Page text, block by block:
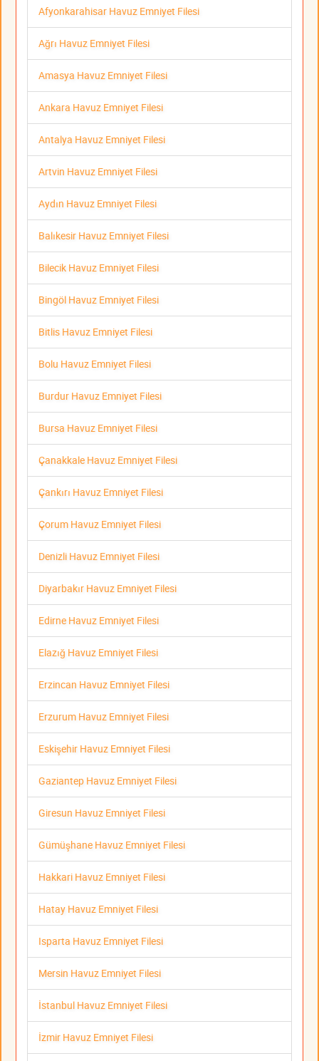
Afyonkarahisar Havuz Emniyet Filesi
Ağrı Havuz Emniyet Filesi
Amasya Havuz Emniyet Filesi
Ankara Havuz Emniyet Filesi
Antalya Havuz Emniyet Filesi
Artvin Havuz Emniyet Filesi
Aydın Havuz Emniyet Filesi
Balıkesir Havuz Emniyet Filesi
Bilecik Havuz Emniyet Filesi
Bingöl Havuz Emniyet Filesi
Bitlis Havuz Emniyet Filesi
Bolu Havuz Emniyet Filesi
Burdur Havuz Emniyet Filesi
Bursa Havuz Emniyet Filesi
Çanakkale Havuz Emniyet Filesi
Çankırı Havuz Emniyet Filesi
Çorum Havuz Emniyet Filesi
Denizli Havuz Emniyet Filesi
Diyarbakır Havuz Emniyet Filesi
Edirne Havuz Emniyet Filesi
Elazığ Havuz Emniyet Filesi
Erzincan Havuz Emniyet Filesi
Erzurum Havuz Emniyet Filesi
Eskişehir Havuz Emniyet Filesi
Gaziantep Havuz Emniyet Filesi
Giresun Havuz Emniyet Filesi
Gümüşhane Havuz Emniyet Filesi
Hakkari Havuz Emniyet Filesi
Hatay Havuz Emniyet Filesi
Isparta Havuz Emniyet Filesi
Mersin Havuz Emniyet Filesi
İstanbul Havuz Emniyet Filesi
İzmir Havuz Emniyet Filesi